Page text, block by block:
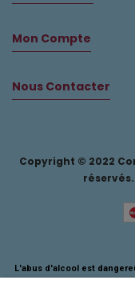
Mon Compte
Nous Contacter
Copyright © 2022
L'abus d'alcool est